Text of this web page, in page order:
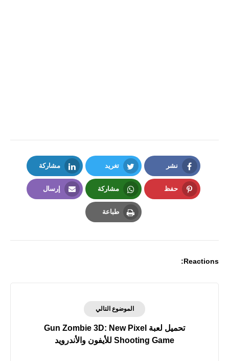
نشر
Facebook
تغريد
Twitter
مشاركة
LinkedIn
حفظ مشاركة
Whatsapp
إرسال
طباعة
Reactions:
الموضوع التالي
تحميل لعبة Gun Zombie 3D: New Pixel
Shooting Game‏ للأيفون والأندرويد